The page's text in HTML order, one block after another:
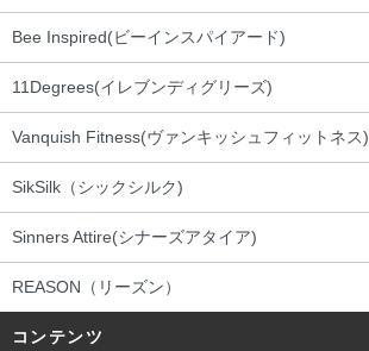
Bee Inspired(ビーインスパイアード)
11Degrees(イレブンディグリーズ)
Vanquish Fitness(ヴァンキッシュフィットネス)
SikSilk（シックシルク)
Sinners Attire(シナーズアタイア)
REASON（リーズン）
コンテンツ